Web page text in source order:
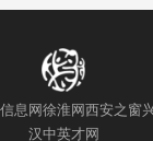
息网徐淮网西安之窗
汉中英才网